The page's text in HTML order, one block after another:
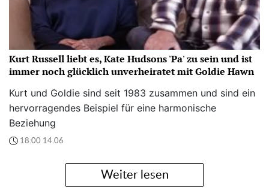
Kurt Russell liebt es, Kate Hudsons 'Pa' zu sein und ist
immer noch glücklich unverheiratet mit Goldie Hawn
Kurt und Goldie sind seit 1983 zusammen und sind ein
hervorragendes Beispiel für eine harmonische
Beziehung
18:00 14.06
Weiter lesen